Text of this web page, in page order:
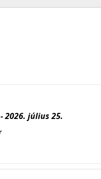
2026. július 25.